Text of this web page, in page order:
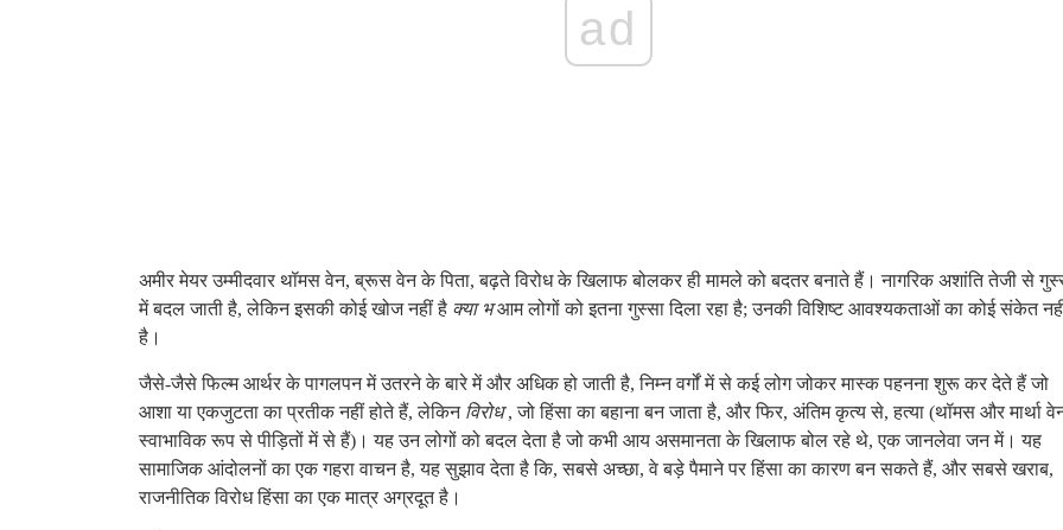
ad
अमीर मेयर उम्मीदवार थॉमस वेन, ब्रूस वेन के पिता, बढ़ते विरोध के खिलाफ बोलकर ही मामले को बदतर बनाते हैं। नागरिक अशांति तेजी से
में बदल जाती है, लेकिन इसकी कोई खोज नहीं है क्या भआम लोगों को इतना गुस्सा दिला रहा है; उनकी विशिष्ट आवश्यकताओं का कोई संकेत
है।
जैसे-जैसे फिल्म आर्थर के पागलपन में उतरने के बारे में और अधिक हो जाती है, निम्न वर्गों में से कई लोग जोकर मास्क पहनना शुरू कर देते हैं जो
आशा या एकजुटता का प्रतीक नहीं होते हैं, लेकिन विरोध, जो हिंसा का बहाना बन जाता है, और फिर, अंतिम कृत्य से, हत्या (थॉमस और मार्था
स्वाभाविक रूप से पीड़ितों में से हैं)। यह उन लोगों को बदल देता है जो कभी आय असमानता के खिलाफ बोल रहे थे, एक जानलेवा जन में। यह
सामाजिक आंदोलनों का एक गहरा वाचन है, यह सुझाव देता है कि, सबसे अच्छा, वे बड़े पैमाने पर हिंसा का कारण बन सकते हैं, और सबसे खराब,
राजनीतिक विरोध हिंसा का एक मात्र अग्रदूत है।